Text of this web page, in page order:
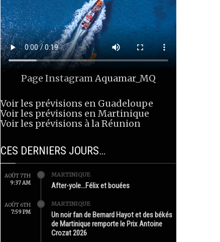
Page InstagramAquamar_MQ
Voir les prévisions en Guadeloupe
Voir les prévisions en Martinique
Voir les prévisions à la Réunion
CES DERNIERS JOURS…
AOÛT 7TH
9:37 AM
MARTINIQUE
After-yole…Félix et bouées
AOÛT 6TH
7:59 PM
MARTINIQUE
Un noir fan de Bernard Hayot et des békés
de Martinique remporte le Prix Antoine
Crozat 2026